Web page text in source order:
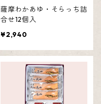
薩摩わかあゆ・そらっち詰
合せ12個入
¥2,940